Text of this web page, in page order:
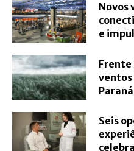
Novos
e
Frente
Paraná
Seis